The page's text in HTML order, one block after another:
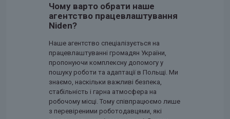
Чому варто обрати наше
агентство працевлаштування
Niden?
Наше агентство спеціалізується на
працевлаштуванні громадян України,
пропонуючи комплексну допомогу у
пошуку роботи та адаптації в Польщі. Ми
знаємо, наскільки важливі безпека,
стабільність і гарна атмосфера на
робочому місці. Тому співпрацюємо лише
з перевіреними роботодавцями, які